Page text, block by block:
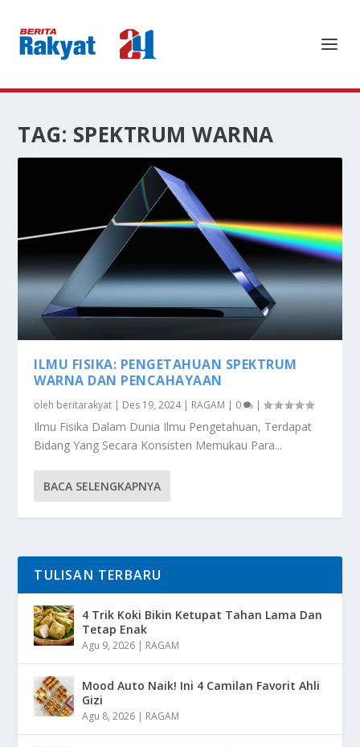
TAG: SPEKTRUM WARNA
ILMU FISIKA: PENGETAHUAN SPEKTRUM
WARNA DAN PENCAHAYAAN
oleh beritarakyat | Des 19, 2024| RAGAM | 0 |
Ilmu Fisika Dalam Dunia Ilmu Pengetahuan, Terdapat
Bidang Yang Secara Konsisten Memukau Para...
BACA SELENGKAPNYA
TULISAN TERBARU
4 Trik Koki Bikin Ketupat Tahan Lama Dan
Tetap Enak
Agu 9, 2026 | RAGAM
Mood Auto Naik! Ini 4 Camilan Favorit Ahli
Gizi
Agu 8, 2026 | RAGAM